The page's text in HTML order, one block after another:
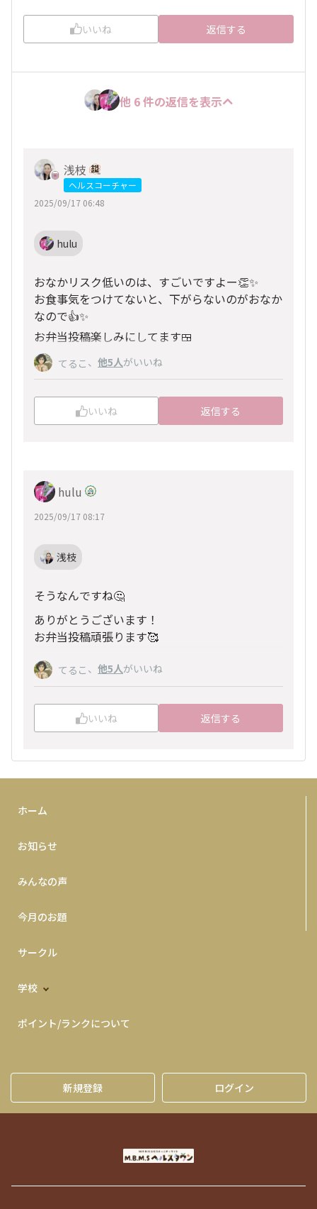
いいね 返信する
他 6 件の返信を表示
浅枝
ヘルスコーチャー
2025/09/17 06:48
hulu
おなかリスク低いのは、すごいですよー👏✨️
お食事気をつけてないと、下がらないのがおなか
なので👍️✨️
お弁当投稿楽しみにしてます🍱
てるこ 、 他5人がいいね
いいね 返信する
hulu
2025/09/17 08:17
浅枝
そうなんですね🤔
ありがとうございます！
お弁当投稿頑張ります🥰
てるこ 、 他5人がいいね
いいね 返信する
ホーム
お知らせ
みんなの声
今月のお題
サークル
学校
ポイント/ランクについて
新規登録 ログイン